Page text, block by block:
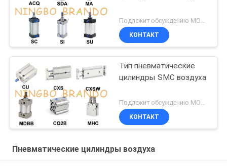
КОНТАКТ
Тип пневматические
цилиндры SMC воздуха
Подлежит обсуждению MOQ:1 ПК
КОНТАКТ
Пневматические цилиндры воздуха